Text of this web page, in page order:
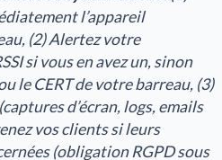
l’appareil
(2) Alertez votre
si vous en avez un, sinon
le CERT de votre barreau, (3)
d’écran, logs, emails
vos clients si leurs
(obligation RGPD sous